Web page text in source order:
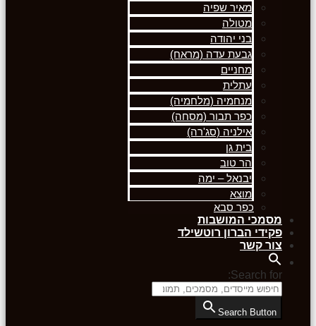
מאיר שפיה
מטולה
בני יהודה
גבעת עדה (מראח)
מחניים
עתלית
מנחמיה (מלחמיה)
כפר תבור (מסחה)
אילניה (סג'רה)
בית גן
הר טוב
יבנאל – ימה
מוצא
כפר סבא
מסמכי המושבות
פקידי הברון רוטשילד
צור קשר
Search for:
Search Button